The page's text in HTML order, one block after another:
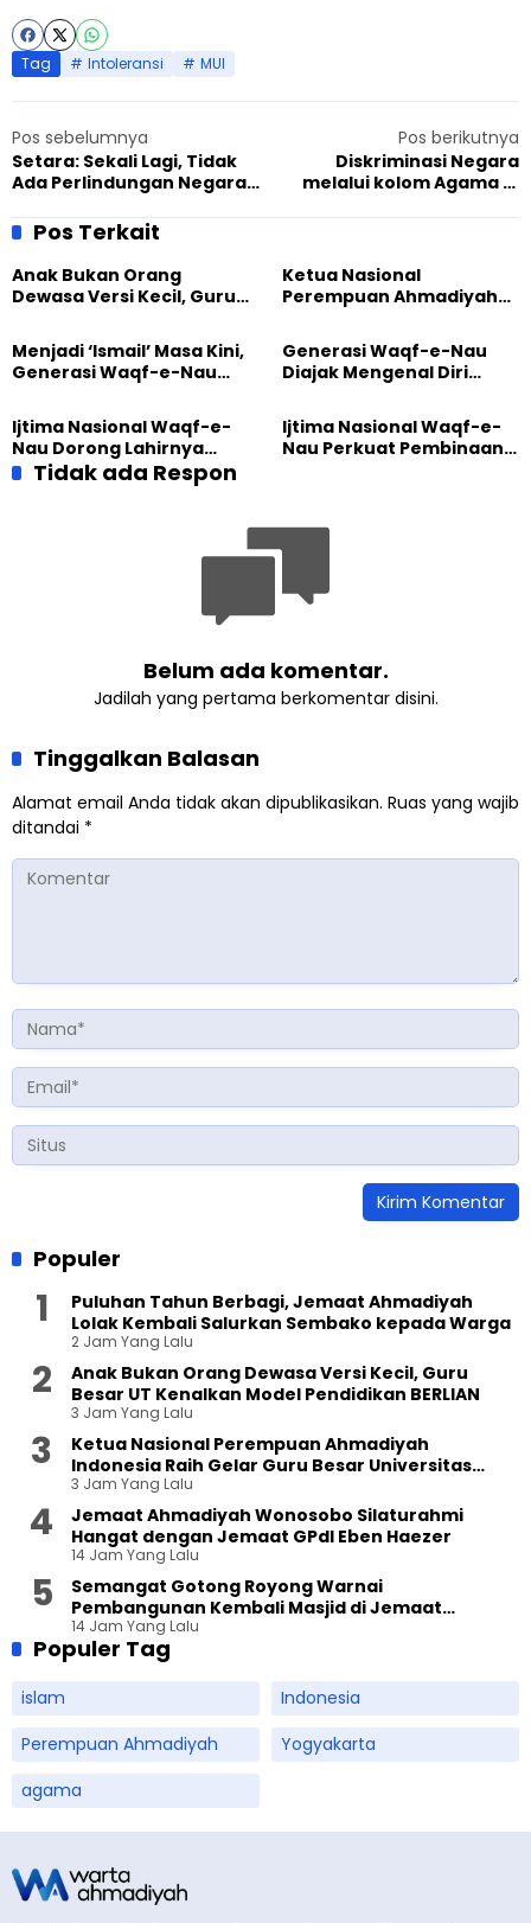
Tag Intoleransi MUI
Pos sebelumnya
Setara: Sekali Lagi, Tidak
Ada Perlindungan Negara
Pos berikutnya
Diskriminasi Negara
melalui kolom Agama di
Pos Terkait
Anak Bukan Orang
Dewasa Versi Kecil, Guru
Pendidikan BERLIAN
Ketua Nasional
Perempuan Ahmadiyah
Besar Universitas
Terbuka
Menjadi ‘Ismail’ Masa Kini,
Generasi Waqf-e-Nau
Pengabdian
Generasi Waqf-e-Nau
Diajak Mengenal Diri
Dunia
Ijtima Nasional Waqf-e-
Nau Dorong Lahirnya
Generasi Pengkhidmat
Ijtima Nasional Waqf-e-
Nau Perkuat Pembinaan
Tidak ada Respon
Belum ada komentar.
Jadilah yang pertama berkomentar disini.
Tinggalkan Balasan
Alamat email Anda tidak akan dipublikasikan. Ruas yang wajib
ditandai *
Populer
Puluhan Tahun Berbagi, Jemaat Ahmadiyah
Lolak Kembali Salurkan Sembako kepada Warga
2 Jam Yang Lalu
Anak Bukan Orang Dewasa Versi Kecil, Guru
Besar UT Kenalkan Model Pendidikan BERLIAN
3 Jam Yang Lalu
Ketua Nasional Perempuan Ahmadiyah
Indonesia Raih Gelar Guru Besar Universitas
Terbuka
3 Jam Yang Lalu
Jemaat Ahmadiyah Wonosobo Silaturahmi
Hangat dengan Jemaat GPdI Eben Haezer
14 Jam Yang Lalu
Semangat Gotong Royong Warnai
Pembangunan Kembali Masjid di Jemaat
Ahmadiyah Sukapura
14 Jam Yang Lalu
Populer Tag
islam
Indonesia
Perempuan Ahmadiyah
Yogyakarta
agama